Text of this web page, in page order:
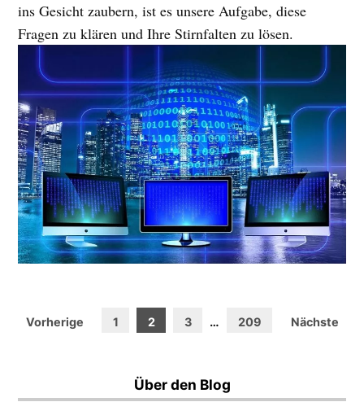
ins Gesicht zaubern, ist es unsere Aufgabe, diese
Fragen zu klären und Ihre Stirnfalten zu lösen.
Seitennummerierung
Vorherige 1 2 3 … 209 Nächste
Über den Blog